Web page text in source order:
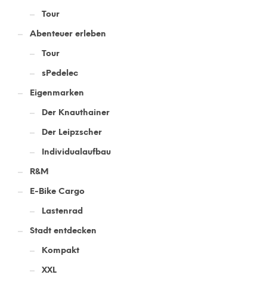
Tour
Abenteuer erleben
Tour
sPedelec
Eigenmarken
Der Knauthainer
Der Leipzscher
Individualaufbau
R&M
E-Bike Cargo
Lastenrad
Stadt entdecken
Kompakt
XXL